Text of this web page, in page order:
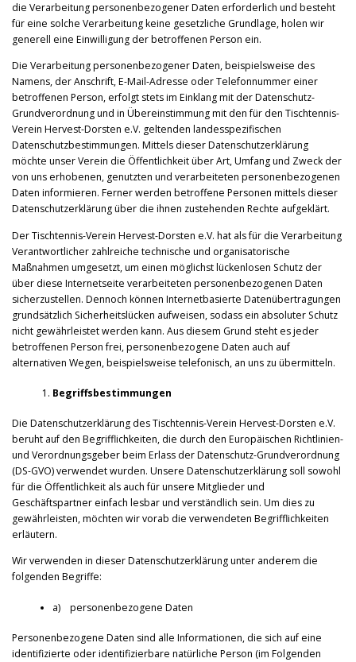
die Verarbeitung personenbezogener Daten erforderlich und besteht
für eine solche Verarbeitung keine gesetzliche Grundlage, holen wir
generell eine Einwilligung der betroffenen Person ein.
Die Verarbeitung personenbezogener Daten, beispielsweise des
Namens, der Anschrift, E-Mail-Adresse oder Telefonnummer einer
betroffenen Person, erfolgt stets im Einklang mit der Datenschutz-
Grundverordnung und in Übereinstimmung mit den für den Tischtennis-
Verein Hervest-Dorsten e.V. geltenden landesspezifischen
Datenschutzbestimmungen. Mittels dieser Datenschutzerklärung
möchte unser Verein die Öffentlichkeit über Art, Umfang und Zweck der
von uns erhobenen, genutzten und verarbeiteten personenbezogenen
Daten informieren. Ferner werden betroffene Personen mittels dieser
Datenschutzerklärung über die ihnen zustehenden Rechte aufgeklärt.
Der Tischtennis-Verein Hervest-Dorsten e.V. hat als für die Verarbeitung
Verantwortlicher zahlreiche technische und organisatorische
Maßnahmen umgesetzt, um einen möglichst lückenlosen Schutz der
über diese Internetseite verarbeiteten personenbezogenen Daten
sicherzustellen. Dennoch können Internetbasierte Datenübertragungen
grundsätzlich Sicherheitslücken aufweisen, sodass ein absoluter Schutz
nicht gewährleistet werden kann. Aus diesem Grund steht es jeder
betroffenen Person frei, personenbezogene Daten auch auf
alternativen Wegen, beispielsweise telefonisch, an uns zu übermitteln.
Begriffsbestimmungen
Die Datenschutzerklärung des Tischtennis-Verein Hervest-Dorsten e.V.
beruht auf den Begrifflichkeiten, die durch den Europäischen Richtlinien-
und Verordnungsgeber beim Erlass der Datenschutz-Grundverordnung
(DS-GVO) verwendet wurden. Unsere Datenschutzerklärung soll sowohl
für die Öffentlichkeit als auch für unsere Mitglieder und
Geschäftspartner einfach lesbar und verständlich sein. Um dies zu
gewährleisten, möchten wir vorab die verwendeten Begrifflichkeiten
erläutern.
Wir verwenden in dieser Datenschutzerklärung unter anderem die
folgenden Begriffe:
a) personenbezogene Daten
Personenbezogene Daten sind alle Informationen, die sich auf eine
identifizierte oder identifizierbare natürliche Person (im Folgenden